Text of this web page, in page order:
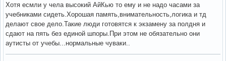
Хотя есмли у чела высокий АйКью то ему и не надо часами за
учебниками сидеть.Хорошая память,внимательность,логика и тд
делают свое дело.Такие люди готовятся к экзамену за полдня и
сдают на пять без единой шпоры.При этом не обязательно они
аутисты от учебы...нормальные чуваки..